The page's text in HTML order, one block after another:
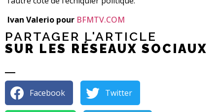
Ivan Valerio pour BFMTV.COM
PARTAGER L'ARTICLE
SUR LES RÉSEAUX SOCIAUX
Facebook Twitter